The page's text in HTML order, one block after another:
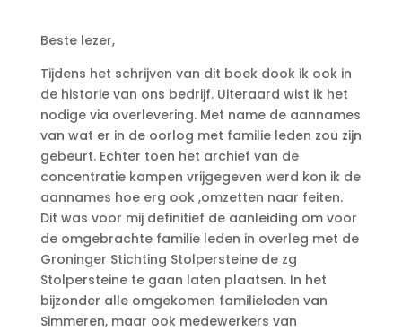
Beste lezer,
Tijdens het schrijven van dit boek dook ik ook in
de historie van ons bedrijf. Uiteraard wist ik het
nodige via overlevering. Met name de aannames
van wat er in de oorlog met familie leden zou zijn
gebeurt. Echter toen het archief van de
concentratie kampen vrijgegeven werd kon ik de
aannames hoe erg ook ,omzetten naar feiten.
Dit was voor mij definitief de aanleiding om voor
de omgebrachte familie leden in overleg met de
Groninger Stichting Stolpersteine de zg
Stolpersteine te gaan laten plaatsen. In het
bijzonder alle omgekomen familieleden van
Simmeren, maar ook medewerkers van